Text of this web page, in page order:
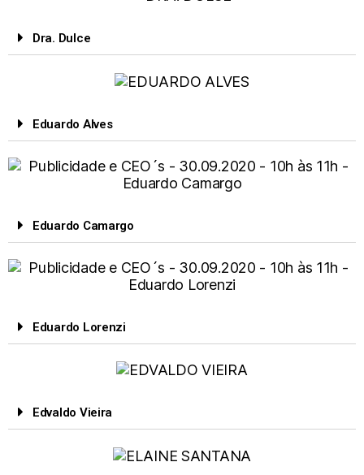
Dra. Dulce
Eduardo Alves
Eduardo Camargo
Eduardo Lorenzi
Edvaldo Vieira